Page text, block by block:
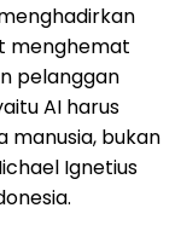
menghemat
pelanggan
AI harus
manusia, bukan
Ignetius